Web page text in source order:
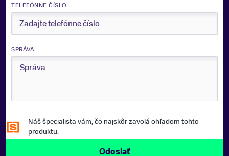
TELEFÓNNE ČÍSLO:
SPRÁVA:
Náš špecialista vám, čo najskôr zavolá ohľadom tohto
produktu.